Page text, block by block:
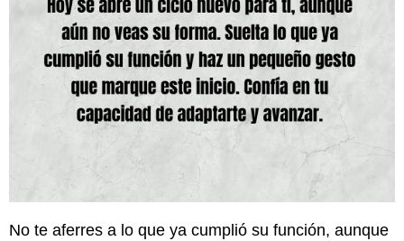
No te aferres a lo que ya cumplió su función, aunque